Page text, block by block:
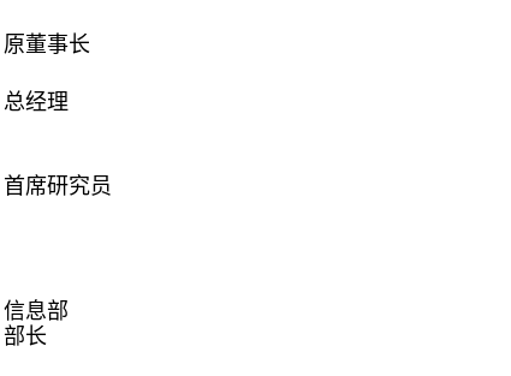
原董事长
总经理
首席研究员
信息部
部长